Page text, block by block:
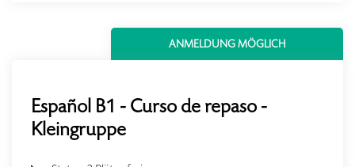
ANMELDUNG MÖGLICH
Español B1 - Curso de repaso -
Kleingruppe